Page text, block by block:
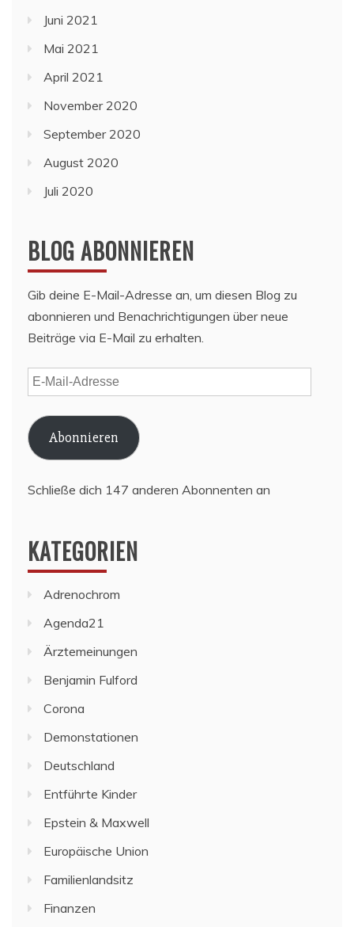
Juni 2021
Mai 2021
April 2021
November 2020
September 2020
August 2020
Juli 2020
BLOG ABONNIEREN
Gib deine E-Mail-Adresse an, um diesen Blog zu
abonnieren und Benachrichtigungen über neue
Beiträge via E-Mail zu erhalten.
E-
Mail-
Adresse
Abonnieren
Schließe dich 147 anderen Abonnenten an
KATEGORIEN
Adrenochrom
Agenda21
Ärztemeinungen
Benjamin Fulford
Corona
Demonstationen
Deutschland
Entführte Kinder
Epstein & Maxwell
Europäische Union
Familienlandsitz
Finanzen